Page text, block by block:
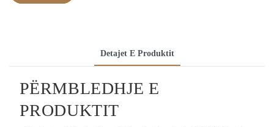
Detajet E Produktit
PËRMBLEDHJE E
PRODUKTIT